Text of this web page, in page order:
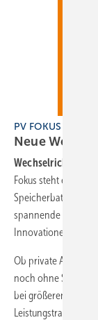
PV FOKUS
Neue
Wechselrichter
Fokus steht
Speicherbatterien.
spannende
Innovationen
Ob private Anlagen,
noch ohne
bei größeren